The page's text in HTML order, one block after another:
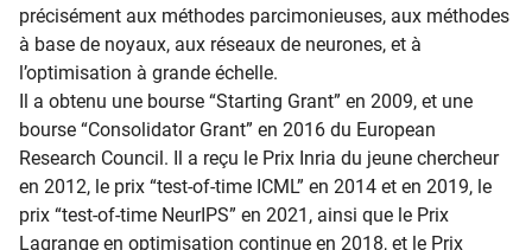
précisément aux méthodes parcimonieuses, aux méthodes
à base de noyaux, aux réseaux de neurones, et à
l’optimisation à grande échelle.
Il a obtenu une bourse “Starting Grant” en 2009, et une
bourse “Consolidator Grant” en 2016 du European
Research Council. Il a reçu le Prix Inria du jeune chercheur
en 2012, le prix “test-of-time ICML” en 2014 et en 2019, le
prix “test-of-time NeurIPS” en 2021, ainsi que le Prix
Lagrange en optimisation continue en 2018, et le Prix